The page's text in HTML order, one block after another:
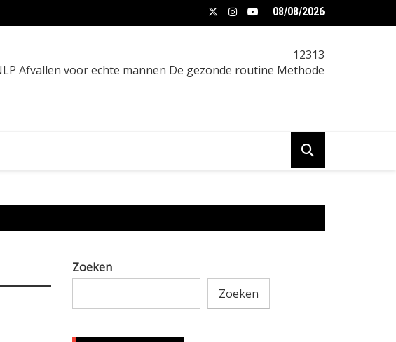
Buikvet verminderen vrouw: praktische gids 08/08/2026
12313
Afvallen voor echte mannen De gezonde routine Methode
Zoeken
Zoeken